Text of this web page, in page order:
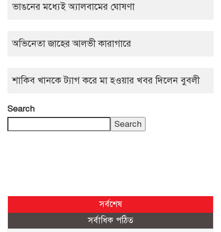
ভাঙনের মধ্যেই অ্যালবামের ঘোষণা
অভিনেতা জাহের আলভী কারাগারে
শাকিব খানকে ট্যাগ করে মা হওয়ার খবর দিলেন বুবলী
Search
Search
সর্বশেষ
সর্বাধিক পঠিত